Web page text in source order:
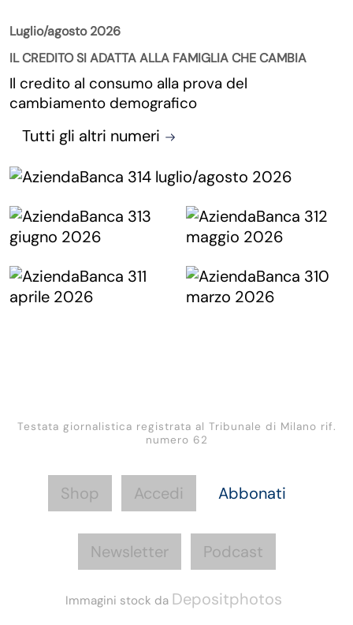
Luglio/agosto 2026
IL CREDITO SI ADATTA ALLA FAMIGLIA CHE CAMBIA
Il credito al consumo alla prova del
cambiamento demografico
Tutti gli altri numeri
Testata giornalistica registrata al Tribunale di Milano rif.
numero 62
Shop Accedi Abbonati
Newsletter Podcast
Immagini stock da Depositphotos